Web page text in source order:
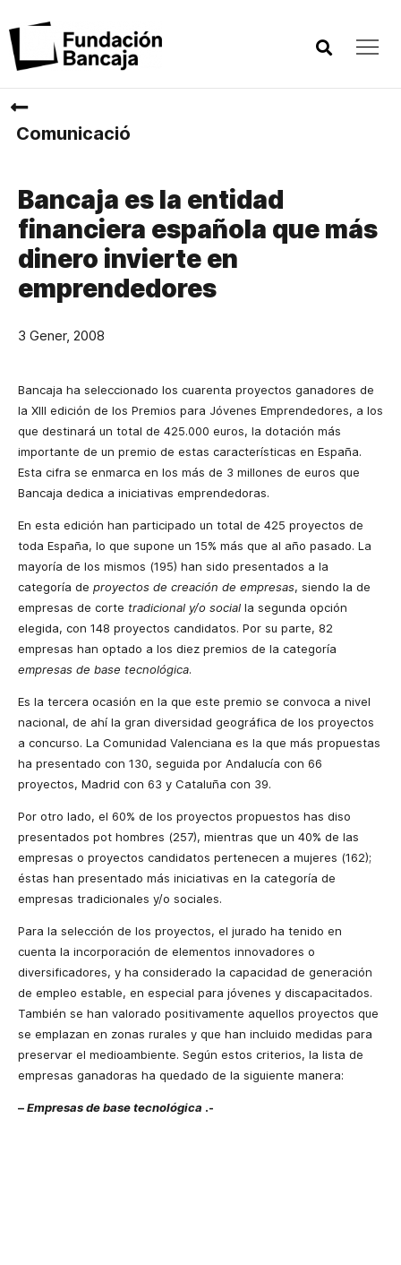
Comunicació
Bancaja es la entidad
financiera española que más
dinero invierte en
emprendedores
3 Gener, 2008
Bancaja ha seleccionado los cuarenta proyectos ganadores de
la XIII edición de los Premios para Jóvenes Emprendedores, a los
que destinará un total de 425.000 euros, la dotación más
importante de un premio de estas características en España.
Esta cifra se enmarca en los más de 3 millones de euros que
Bancaja dedica a iniciativas emprendedoras.
En esta edición han participado un total de 425 proyectos de
toda España, lo que supone un 15% más que al año pasado. La
mayoría de los mismos (195) han sido presentados a la
categoría de proyectos de creación de empresas, siendo la de
empresas de corte tradicional y/o social la segunda opción
elegida, con 148 proyectos candidatos. Por su parte, 82
empresas han optado a los diez premios de la categoría
empresas de base tecnológica.
Es la tercera ocasión en la que este premio se convoca a nivel
nacional, de ahí la gran diversidad geográfica de los proyectos
a concurso. La Comunidad Valenciana es la que más propuestas
ha presentado con 130, seguida por Andalucía con 66
proyectos, Madrid con 63 y Cataluña con 39.
Por otro lado, el 60% de los proyectos propuestos has diso
presentados pot hombres (257), mientras que un 40% de las
empresas o proyectos candidatos pertenecen a mujeres (162);
éstas han presentado más iniciativas en la categoría de
empresas tradicionales y/o sociales.
Para la selección de los proyectos, el jurado ha tenido en
cuenta la incorporación de elementos innovadores o
diversificadores, y ha considerado la capacidad de generación
de empleo estable, en especial para jóvenes y discapacitados.
También se han valorado positivamente aquellos proyectos que
se emplazan en zonas rurales y que han incluido medidas para
preservar el medioambiente. Según estos criterios, la lista de
empresas ganadoras ha quedado de la siguiente manera:
–Empresas de base tecnológica .-